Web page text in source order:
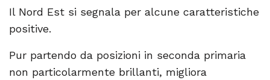
Il Nord Est si segnala per alcune caratteristiche
positive.
Pur partendo da posizioni in seconda primaria
non particolarmente brillanti, migliora